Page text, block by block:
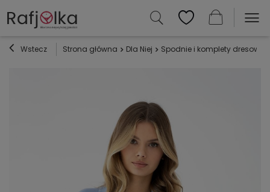
Wstecz Strona główna Dla Niej Spodnie i komplety dresowe